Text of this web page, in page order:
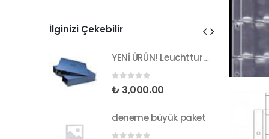
düşük
fiyat
yüksek
fiyat
İlginizi Çekebilir
YENİ ÜRÜN! Leuchtturm GRANDE PUR MAVİ Klasör. Üstün Alman Leuchtturm Kalitesi
0 5 üzerinden
₺ 3,000.00
deneme büyük paket